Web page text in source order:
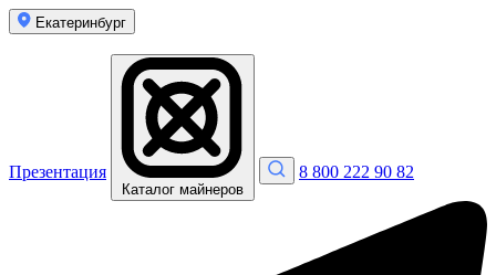
Екатеринбург
Презентация
Каталог майнеров
8 800 222 90 82